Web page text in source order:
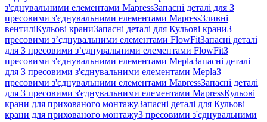
з'єднувальними елементами MapressЗапасні деталі для З
пресовими з'єднувальними елементами MapressЗливні
вентиліКульові краниЗапасні деталі для Кульові краниЗ
пресовими з’єднувальними елементами FlowFitЗапасні деталі
для З пресовими з’єднувальними елементами FlowFitЗ
пресовими з'єднувальними елементами MeplaЗапасні деталі
для З пресовими з'єднувальними елементами MeplaЗ
пресовими з'єднувальними елементами MapressЗапасні деталі
для З пресовими з'єднувальними елементами MapressКульові
крани для прихованого монтажуЗапасні деталі для Кульові
крани для прихованого монтажуЗ пресовими з'єднувальними